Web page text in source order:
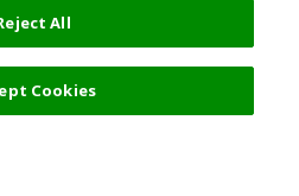
All
Cookies